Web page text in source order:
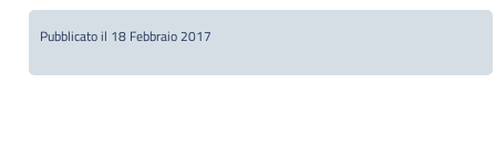
Pubblicato il 18 Febbraio 2017